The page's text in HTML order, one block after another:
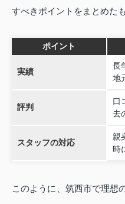
すべきポイントをまとめた
ポイント
実績
長
地
評判
口
去
スタッフの対応
親
時
このように、筑西市で理想